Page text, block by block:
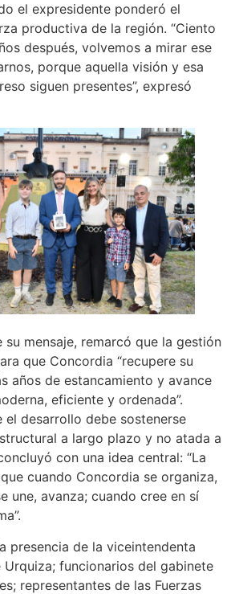
el expresidente ponderó el
productiva de la región. “Ciento
después, volvemos a mirar ese
porque aquella visión y esa
siguen presentes”, expresó
su mensaje, remarcó que la gestión
que Concordia “recupere su
años de estancamiento y avance
eficiente y ordenada”.
el desarrollo debe sostenerse
a largo plazo y no atada a
con una idea central: “La
cuando Concordia se organiza,
une, avanza; cuando cree en sí
presencia de la viceintendenta
Urquiza; funcionarios del gabinete
representantes de las Fuerzas